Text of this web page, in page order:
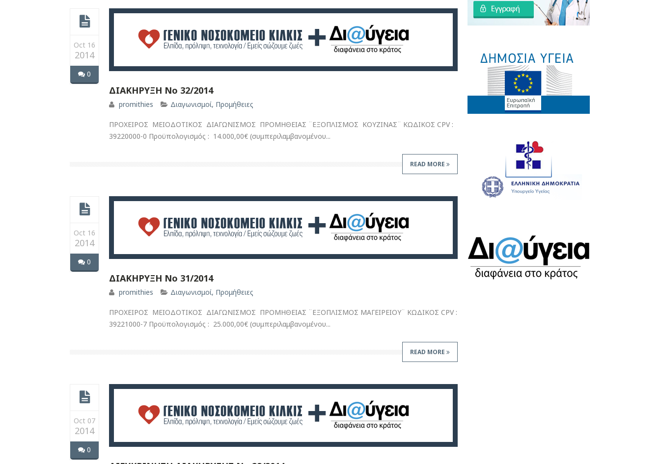
Oct 16
2014
0
ΔΙΑΚΗΡΥΞΗ Νο 32/2014
promithies Διαγωνισμοί, Προμήθειες
ΠΡΟΧΕΙΡΟΣ ΜΕΙΟΔΟΤΙΚΟΣ ΔΙΑΓΩΝΙΣΜΟΣ ΠΡΟΜΗΘΕΙΑΣ ¨ΕΞΟΠΛΙΣΜΟΣ ΚΟΥΖΙΝΑΣ¨ ΚΩΔΙΚΟΣ CPV :
39220000-0 Προϋπολογισμός : 14.000,00€ (συμπεριλαμβανομένου...
READ MORE
Oct 16
2014
0
ΔΙΑΚΗΡΥΞΗ Νο 31/2014
promithies Διαγωνισμοί, Προμήθειες
ΠΡΟΧΕΙΡΟΣ ΜΕΙΟΔΟΤΙΚΟΣ ΔΙΑΓΩΝΙΣΜΟΣ ΠΡΟΜΗΘΕΙΑΣ ¨ΕΞΟΠΛΙΣΜΟΣ ΜΑΓΕΙΡΕΙΟΥ¨ ΚΩΔΙΚΟΣ CPV :
39221000-7 Προϋπολογισμός : 25.000,00€ (συμπεριλαμβανομένου...
READ MORE
Oct 07
2014
0